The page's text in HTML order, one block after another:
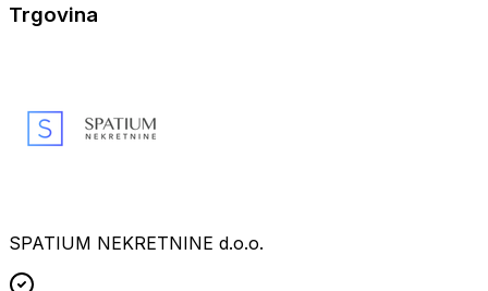
Trgovina
SPATIUM NEKRETNINE d.o.o.